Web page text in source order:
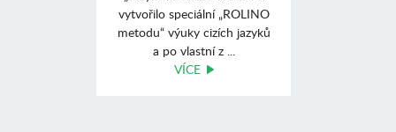
vytvořilo speciální „ROLINO
metodu“ výuky cizích jazyků
a po vlastní z ...
VÍCE